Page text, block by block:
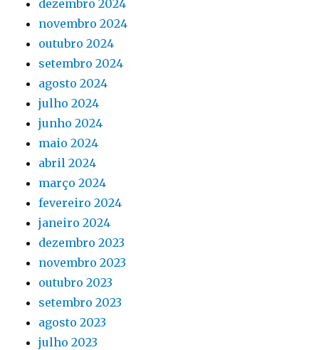
dezembro 2024
novembro 2024
outubro 2024
setembro 2024
agosto 2024
julho 2024
junho 2024
maio 2024
abril 2024
março 2024
fevereiro 2024
janeiro 2024
dezembro 2023
novembro 2023
outubro 2023
setembro 2023
agosto 2023
julho 2023